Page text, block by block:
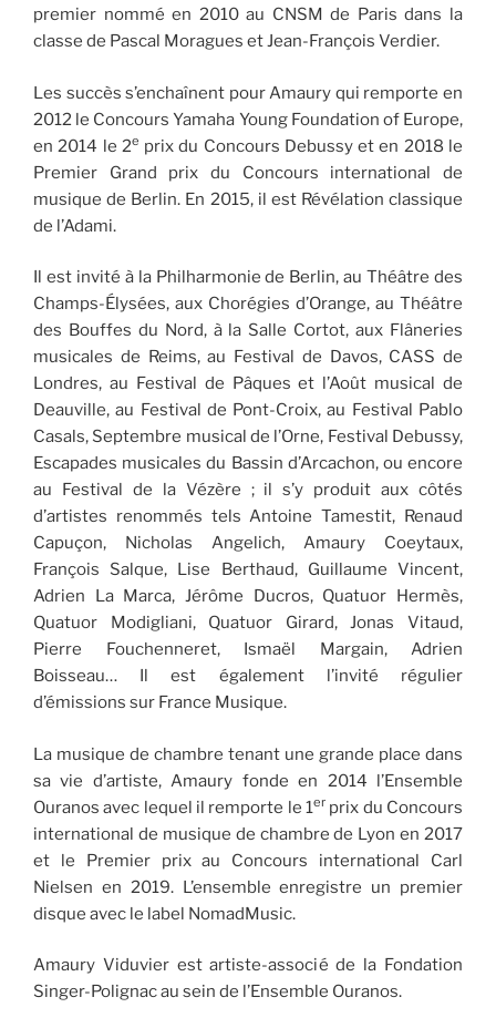
premier nommé en 2010 au CNSM de Paris dans la
classe de Pascal Moragues et Jean-François Verdier.
Les succès s’enchaînent pour Amaury qui remporte en
2012 le Concours Yamaha Young Foundation of Europe,
en 2014 le 2e prix du Concours Debussy et en 2018 le
Premier Grand prix du Concours international de
musique de Berlin. En 2015, il est Révélation classique
de l’Adami.
Il est invité à la Philharmonie de Berlin, au Théâtre des
Champs-Élysées, aux Chorégies d’Orange, au Théâtre
des Bouffes du Nord, à la Salle Cortot, aux Flâneries
musicales de Reims, au Festival de Davos, CASS de
Londres, au Festival de Pâques et l’Août musical de
Deauville, au Festival de Pont-Croix, au Festival Pablo
Casals, Septembre musical de l’Orne, Festival Debussy,
Escapades musicales du Bassin d’Arcachon, ou encore
au Festival de la Vézère ; il s’y produit aux côtés
d’artistes renommés tels Antoine Tamestit, Renaud
Capuçon, Nicholas Angelich, Amaury Coeytaux,
François Salque, Lise Berthaud, Guillaume Vincent,
Adrien La Marca, Jérôme Ducros, Quatuor Hermès,
Quatuor Modigliani, Quatuor Girard, Jonas Vitaud,
Pierre Fouchenneret, Ismaël Margain, Adrien
Boisseau… Il est également l’invité régulier
d’émissions sur France Musique.
La musique de chambre tenant une grande place dans
sa vie d’artiste, Amaury fonde en 2014 l’Ensemble
Ouranos avec lequel il remporte le 1er prix du Concours
international de musique de chambre de Lyon en 2017
et le Premier prix au Concours international Carl
Nielsen en 2019. L’ensemble enregistre un premier
disque avec le label NomadMusic.
Amaury Viduvier est artiste-associé de la Fondation
Singer-Polignac au sein de l’Ensemble Ouranos.